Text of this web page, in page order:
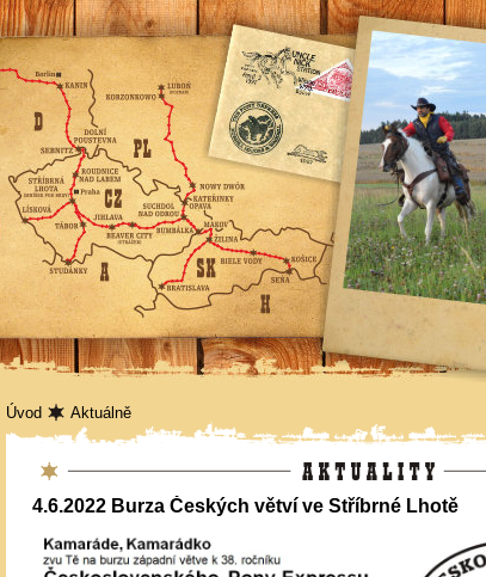
Úvod Aktuálně
Aktuality
4.6.2022 Burza Českých větví ve Stříbrné Lhotě